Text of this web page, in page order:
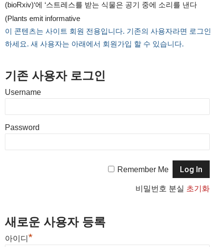
(bioRxiv)‘에 ‘스트레스를 받는 식물은 공기 중에 소리를 낸다
(Plants emit informative
이 콘텐츠는 사이트 회원 전용입니다. 기존의 사용자라면 로그인
하세요. 새 사용자는 아래에서 회원가입 할 수 있습니다.
기존 사용자 로그인
Username
Password
Remember Me
비밀번호 분실 초기화
새로운 사용자 등록
아이디 *